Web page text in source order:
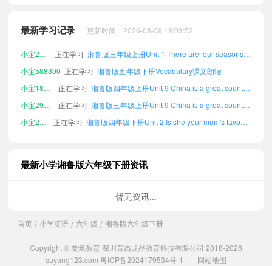
最新学习记录 更新时间：2026-08-09 18:03:52
小宝588300 正在学习 湘鲁版五年级下册Vocabulary课文朗读
小宝189638
正在学习
小宝299245
正在学习
湘鲁版三年级上册Unit 9 China is a great country!课文朗读
小宝243119
正在学习
湘鲁版四年级下册Unit 2 Is she your mum's favourite singer?课文朗读
小宝548963
正在学习
湘鲁版三年级上册Unit 10 Goodbye to all our friends.课文朗读
小宝517606
正在学习
湘鲁版三年级上册Appendices课文朗读
湘鲁版五年级上册Review 1课文朗读
小宝174461 正在学习
小宝676560
正在学习
湘鲁版六年级上册Unit 3 Who was she?课文朗读
小宝989084
正在学习
最新小学湘鲁版六年级下册资讯
暂无资讯...
首页 / 小学英语 / 六年级 / 湘鲁版六年级下册
Copyright © 粟氧教育 深圳育杰龙品教育科技有限公司 2018-2026
suyang123.com 粤ICP备2024179534号-1 网站地图